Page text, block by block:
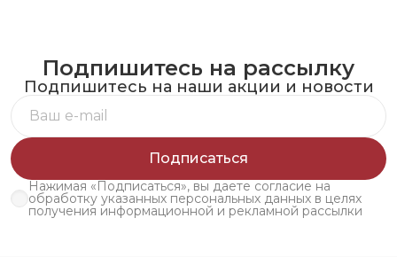
Подпишитесь на рассылку
Подпишитесь на наши акции и новости
Подписаться
Нажимая «Подписаться», вы даете согласие на
обработку указанных персональных данных в целях
получения информационной и рекламной рассылки